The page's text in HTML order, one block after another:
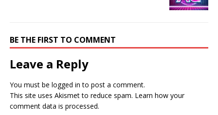
BE THE FIRST TO COMMENT
Leave a Reply
You must be logged in to post a comment.
This site uses Akismet to reduce spam. Learn how your
comment data is processed.